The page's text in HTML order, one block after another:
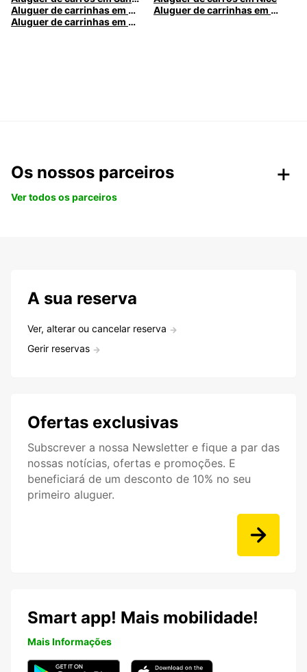
Aluguer de carrinhas em Nice
Aluguer de carrinhas em Santa Maria da Feira
Aluguer de carrinhas em Caldas da Rainha
Os nossos parceiros
Ver todos os parceiros
A sua reserva
Ver, alterar ou cancelar reserva
Gerir reservas
Ofertas exclusivas
Subscrever a nossa Newsletter e fique a par das
nossas notícias, ofertas e promoções. E
beneficiará de um desconto de 10% no seu
primeiro aluguer.
Smart app! Mais mobilidade!
Mais Informações